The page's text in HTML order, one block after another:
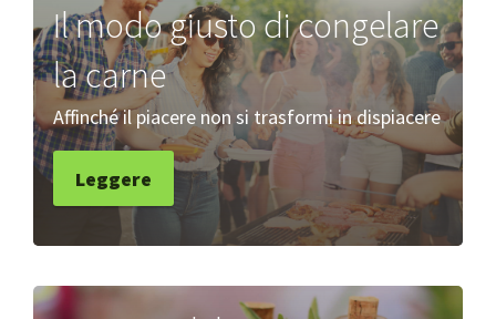
Il modo giusto di congelare
la carne
Affinché il piacere non si trasformi in dispiacere
Leggere